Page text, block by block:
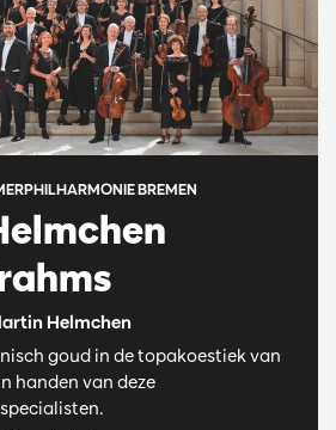
Helmchen
BREMEN
goud in de topakoestiek van
handen van deze